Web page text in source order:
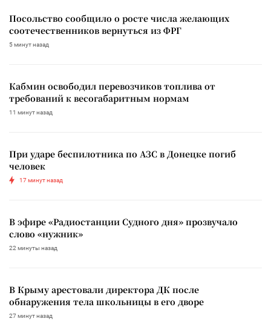
Посольство сообщило о росте числа желающих
соотечественников вернуться из ФРГ
5 минут назад
Кабмин освободил перевозчиков топлива от
требований к весогабаритным нормам
11 минут назад
При ударе беспилотника по АЗС в Донецке погиб
человек
17 минут назад
В эфире «Радиостанции Судного дня» прозвучало
слово «нужник»
22 минуты назад
В Крыму арестовали директора ДК после
обнаружения тела школьницы в его дворе
27 минут назад